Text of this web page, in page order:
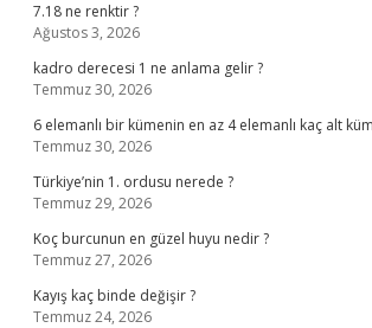
7.18 ne renktir ?
Ağustos 3, 2026
kadro derecesi 1 ne anlama gelir ?
Temmuz 30, 2026
6 elemanlı bir kümenin en az 4 elemanlı kaç alt
Temmuz 30, 2026
Türkiye’nin 1. ordusu nerede ?
Temmuz 29, 2026
Koç burcunun en güzel huyu nedir ?
Temmuz 27, 2026
Kayış kaç binde değişir ?
Temmuz 24, 2026